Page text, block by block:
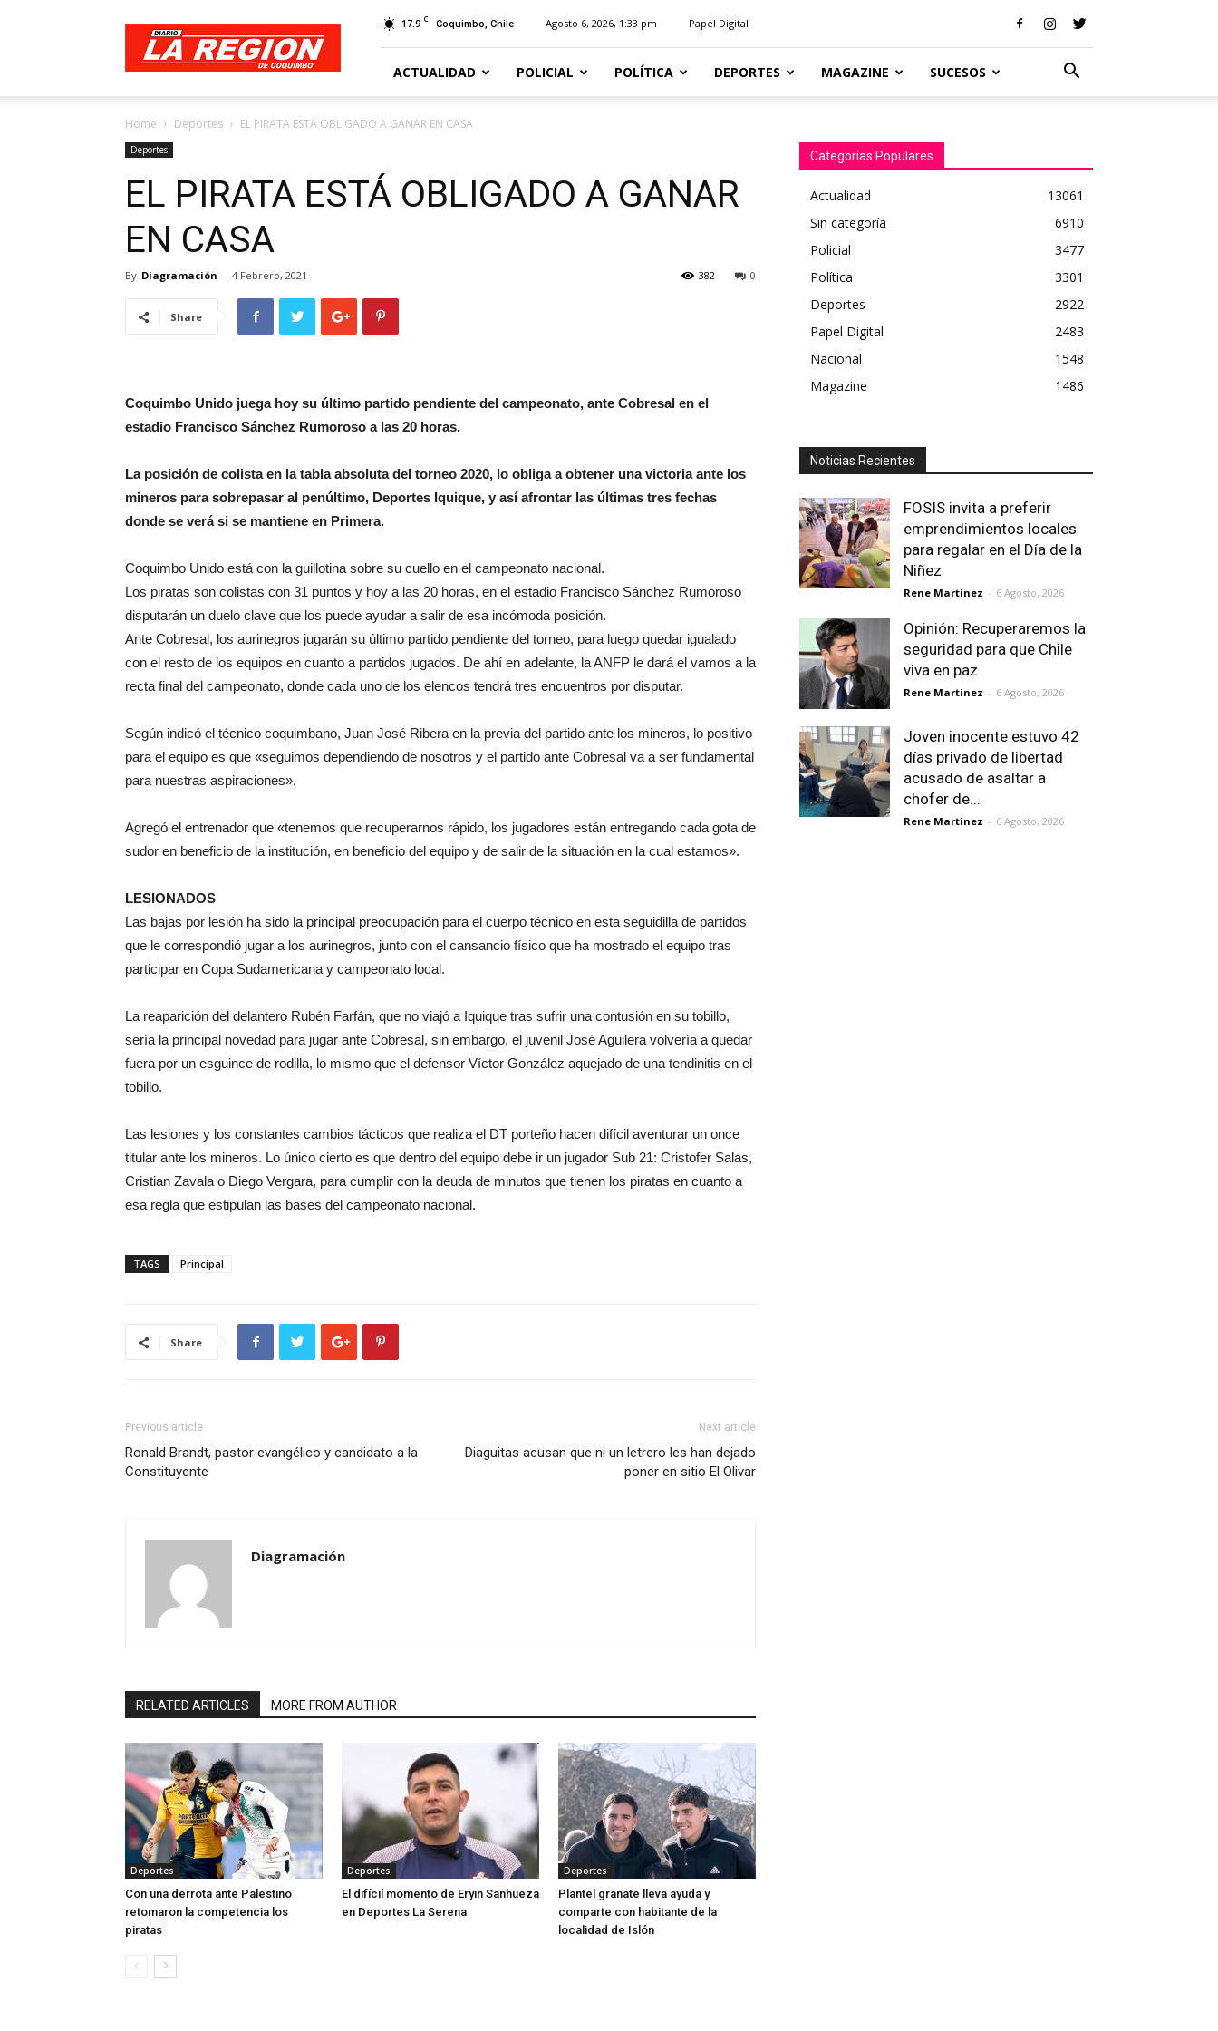
Diario
Región
17.9 C Coquimbo, Chile Agosto 6, 2026, 1:33 pm Papel Digital
ACTUALIDAD POLICIAL POLÍTICA DEPORTES MAGAZINE SUCESOS
Home Deportes EL PIRATA ESTÁ OBLIGADO A GANAR EN CASA
Deportes
EL PIRATA ESTÁ OBLIGADO A GANAR
EN CASA
By Diagramación - 4 Febrero, 2021 0
382
Share
Coquimbo Unido juega hoy su último partido pendiente del campeonato, ante Cobresal en el
estadio Francisco Sánchez Rumoroso a las 20 horas.
La posición de colista en la tabla absoluta del torneo 2020, lo obliga a obtener una victoria ante los
mineros para sobrepasar al penúltimo, Deportes Iquique, y así afrontar las últimas tres fechas
donde se verá si se mantiene en Primera.
Coquimbo Unido está con la guillotina sobre su cuello en el campeonato nacional.
Los piratas son colistas con 31 puntos y hoy a las 20 horas, en el estadio Francisco Sánchez Rumoroso
disputarán un duelo clave que los puede ayudar a salir de esa incómoda posición.
Ante Cobresal, los aurinegros jugarán su último partido pendiente del torneo, para luego quedar igualado
con el resto de los equipos en cuanto a partidos jugados. De ahí en adelante, la ANFP le dará el vamos a la
recta final del campeonato, donde cada uno de los elencos tendrá tres encuentros por disputar.
Según indicó el técnico coquimbano, Juan José Ribera en la previa del partido ante los mineros, lo positivo
para el equipo es que «seguimos dependiendo de nosotros y el partido ante Cobresal va a ser fundamental
para nuestras aspiraciones».
Agregó el entrenador que «tenemos que recuperarnos rápido, los jugadores están entregando cada gota de
sudor en beneficio de la institución, en beneficio del equipo y de salir de la situación en la cual estamos».
LESIONADOS
Las bajas por lesión ha sido la principal preocupación para el cuerpo técnico en esta seguidilla de partidos
que le correspondió jugar a los aurinegros, junto con el cansancio físico que ha mostrado el equipo tras
participar en Copa Sudamericana y campeonato local.
La reaparición del delantero Rubén Farfán, que no viajó a Iquique tras sufrir una contusión en su tobillo,
sería la principal novedad para jugar ante Cobresal, sin embargo, el juvenil José Aguilera volvería a quedar
fuera por un esguince de rodilla, lo mismo que el defensor Víctor González aquejado de una tendinitis en el
tobillo.
Las lesiones y los constantes cambios tácticos que realiza el DT porteño hacen difícil aventurar un once
titular ante los mineros. Lo único cierto es que dentro del equipo debe ir un jugador Sub 21: Cristofer Salas,
Cristian Zavala o Diego Vergara, para cumplir con la deuda de minutos que tienen los piratas en cuanto a
esa regla que estipulan las bases del campeonato nacional.
TAGS Principal
Share
Previous article
Ronald Brandt, pastor evangélico y candidato a la
Constituyente
Next article
Diaguitas acusan que ni un letrero les han dejado
poner en sitio El Olivar
Diagramación
RELATED ARTICLES MORE FROM AUTHOR
Deportes
Con una derrota ante Palestino
retomaron la competencia los
piratas
Deportes
El difícil momento de Eryin Sanhueza
en Deportes La Serena
Deportes
Plantel granate lleva ayuda y
comparte con habitante de la
localidad de Islón
Categorías Populares
Actualidad
13061
Sin categoría
6910
Policial
3477
Política
3301
Deportes
2922
Papel Digital
2483
Nacional
1548
Magazine
1486
Noticias Recientes
FOSIS invita a preferir
emprendimientos locales
para regalar en el Día de la
Niñez
Rene Martinez - 6 Agosto, 2026
Opinión: Recuperaremos la
seguridad para que Chile
viva en paz
Rene Martinez - 6 Agosto, 2026
Joven inocente estuvo 42
días privado de libertad
acusado de asaltar a
chofer de...
Rene Martinez - 6 Agosto, 2026